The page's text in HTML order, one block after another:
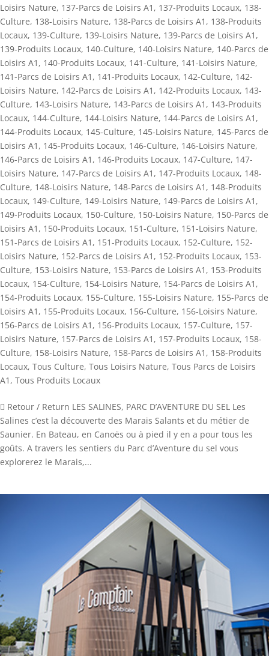
Loisirs Nature, 137-Parcs de Loisirs A1 , 137-Produits Locaux, 138-
Culture, 138-Loisirs Nature, 138-Parcs de Loisirs A1 , 138-Produits
Locaux, 139-Culture, 139-Loisirs Nature, 139-Parcs de Loisirs A1 ,
139-Produits Locaux, 140-Culture, 140-Loisirs Nature, 140-Parcs de
Loisirs A1 , 140-Produits Locaux, 141-Culture, 141-Loisirs Nature,
141-Parcs de Loisirs A1 , 141-Produits Locaux, 142-Culture, 142-
Loisirs Nature, 142-Parcs de Loisirs A1 , 142-Produits Locaux, 143-
Culture, 143-Loisirs Nature, 143-Parcs de Loisirs A1 , 143-Produits
Locaux, 144-Culture, 144-Loisirs Nature, 144-Parcs de Loisirs A1 ,
144-Produits Locaux, 145-Culture, 145-Loisirs Nature, 145-Parcs de
Loisirs A1 , 145-Produits Locaux, 146-Culture, 146-Loisirs Nature,
146-Parcs de Loisirs A1 , 146-Produits Locaux, 147-Culture, 147-
Loisirs Nature, 147-Parcs de Loisirs A1 , 147-Produits Locaux, 148-
Culture, 148-Loisirs Nature, 148-Parcs de Loisirs A1 , 148-Produits
Locaux, 149-Culture, 149-Loisirs Nature, 149-Parcs de Loisirs A1 ,
149-Produits Locaux, 150-Culture, 150-Loisirs Nature, 150-Parcs de
Loisirs A1 , 150-Produits Locaux, 151-Culture, 151-Loisirs Nature,
151-Parcs de Loisirs A1 , 151-Produits Locaux, 152-Culture, 152-
Loisirs Nature, 152-Parcs de Loisirs A1 , 152-Produits Locaux, 153-
Culture, 153-Loisirs Nature, 153-Parcs de Loisirs A1 , 153-Produits
Locaux, 154-Culture, 154-Loisirs Nature, 154-Parcs de Loisirs A1 ,
154-Produits Locaux, 155-Culture, 155-Loisirs Nature, 155-Parcs de
Loisirs A1 , 155-Produits Locaux, 156-Culture, 156-Loisirs Nature,
156-Parcs de Loisirs A1 , 156-Produits Locaux, 157-Culture, 157-
Loisirs Nature, 157-Parcs de Loisirs A1 , 157-Produits Locaux, 158-
Culture, 158-Loisirs Nature, 158-Parcs de Loisirs A1 , 158-Produits
Locaux, Tous Culture, Tous Loisirs Nature, Tous Parcs de Loisirs
A1 , Tous Produits Locaux
 Retour / Return LES SALINES, PARC D’AVENTURE DU SEL Les
Salines c’est la découverte des Marais Salants et du métier de
Saunier. En Bateau, en Canoës ou à pied il y en a pour tous les
goûts. A travers les sentiers du Parc d’Aventure du sel vous
explorerez le Marais,...